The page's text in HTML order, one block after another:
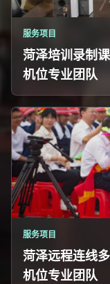
服务项目
菏泽培训录制
机位专业团队
服务项目
菏泽远程连线
机位专业团队